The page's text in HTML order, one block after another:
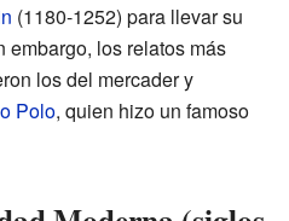
(1180-1252) para llevar su
embargo, los relatos más
los del mercader y
Polo, quien hizo un famoso